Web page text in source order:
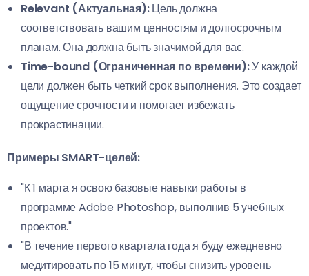
Relevant (Актуальная):Цель должна
соответствовать вашим ценностям и долгосрочным
планам. Она должна быть значимой для вас.
Time-bound (Ограниченная по времени):У каждой
цели должен быть четкий срок выполнения. Это создает
ощущение срочности и помогает избежать
прокрастинации.
Примеры SMART-целей:
"К 1 марта я освою базовые навыки работы в
программе Adobe Photoshop, выполнив 5 учебных
проектов."
"В течение первого квартала года я буду ежедневно
медитировать по 15 минут, чтобы снизить уровень